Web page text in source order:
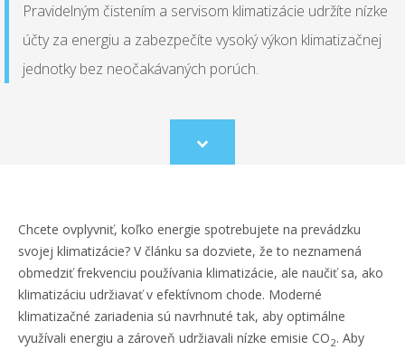
Pravidelným čistením a servisom klimatizácie udržíte nízke
účty za energiu a zabezpečíte vysoký výkon klimatizačnej
jednotky bez neočakávaných porúch.
Scroll
to
Chcete ovplyvniť, koľko energie spotrebujete na prevádzku
svojej klimatizácie? V článku sa dozviete, že to neznamená
obmedziť frekvenciu používania klimatizácie, ale naučiť sa, ako
klimatizáciu udržiavať v efektívnom chode. Moderné
klimatizačné zariadenia sú navrhnuté tak, aby optimálne
využívali energiu a zároveň udržiavali nízke emisie CO2. Aby